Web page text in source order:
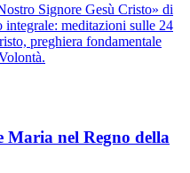
Signore Gesù Cristo» di
meditazioni sulle 24
preghiera fondamentale
nel Regno della